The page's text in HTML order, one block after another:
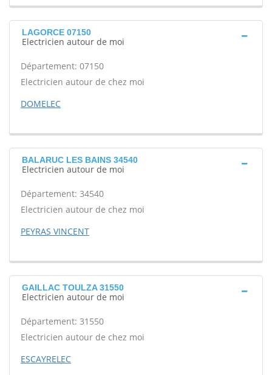
LAGORCE 07150
Electricien autour de moi
Département: 07150
Electricien autour de chez moi
DOMELEC
BALARUC LES BAINS 34540
Electricien autour de moi
Département: 34540
Electricien autour de chez moi
PEYRAS VINCENT
GAILLAC TOULZA 31550
Electricien autour de moi
Département: 31550
Electricien autour de chez moi
ESCAYRELEC